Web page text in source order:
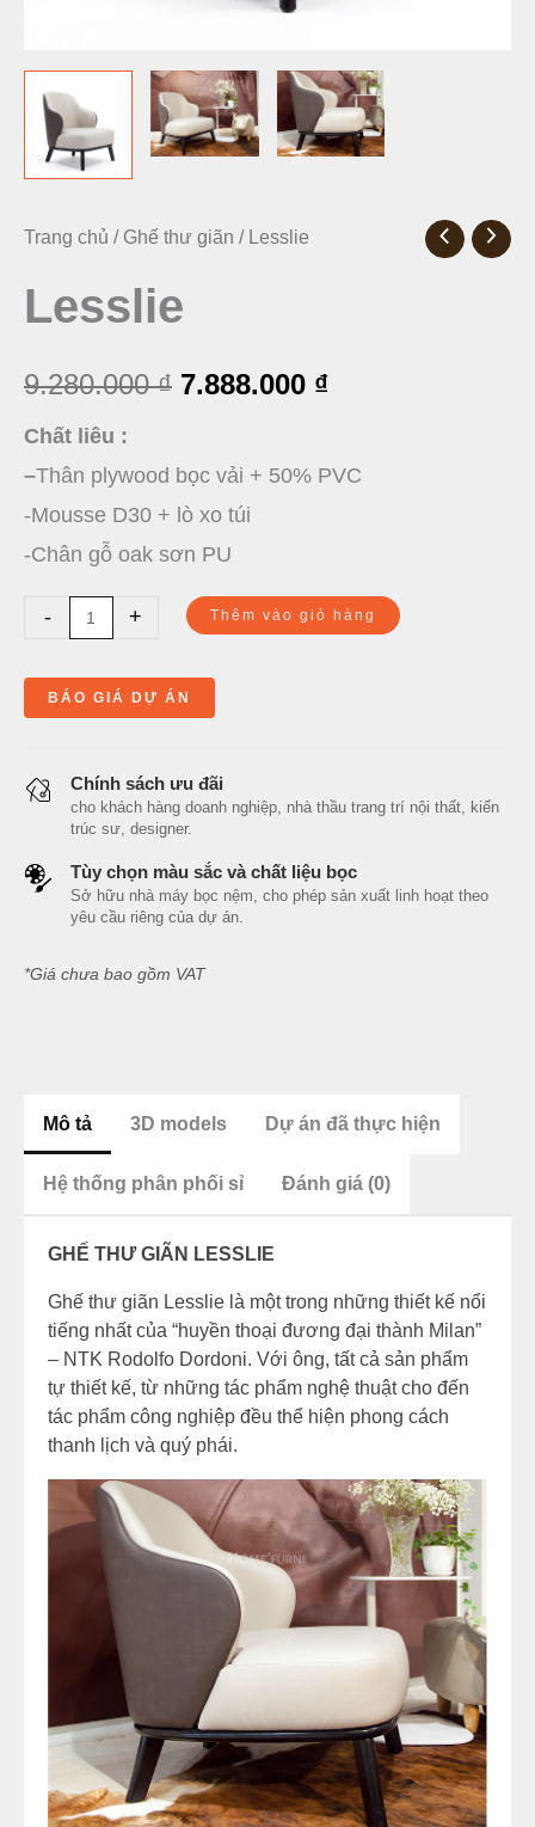
Trang chủ / Ghế thư giãn / Lesslie
Lesslie
9.280.000₫
Giá
gốc
9.280.000 ₫.
7.888.000 ₫
Chất liêu :
–Thân plywood bọc vải + 50% PVC
-Mousse D30 + lò xo túi
-Chân gỗ oak sơn PU
-
Lesslie
lượng
+ Thêm vào giỏ hàng
BÁO GIÁ DỰ ÁN
Chính sách ưu đãi
cho khách hàng doanh nghiệp, nhà thầu trang trí nội thất, kiến
trúc sư, designer.
Tùy chọn màu sắc và chất liệu bọc
Sở hữu nhà máy bọc nệm, cho phép sản xuất linh hoạt theo
yêu cầu riêng của dự án.
*Giá chưa bao gồm VAT
Mô tả 3D models Dự án đã thực hiện
Hệ thống phân phối sỉ Đánh giá (0)
GHẾ THƯ GIÃN LESSLIE
Ghế thư giãn Lesslie là một trong những thiết kế nổi
tiếng nhất của “huyền thoại đương đại thành Milan”
– NTK Rodolfo Dordoni. Với ông, tất cả sản phẩm
tự thiết kế, từ những tác phẩm nghệ thuật cho đến
tác phẩm công nghiệp đều thể hiện phong cách
thanh lịch và quý phái.